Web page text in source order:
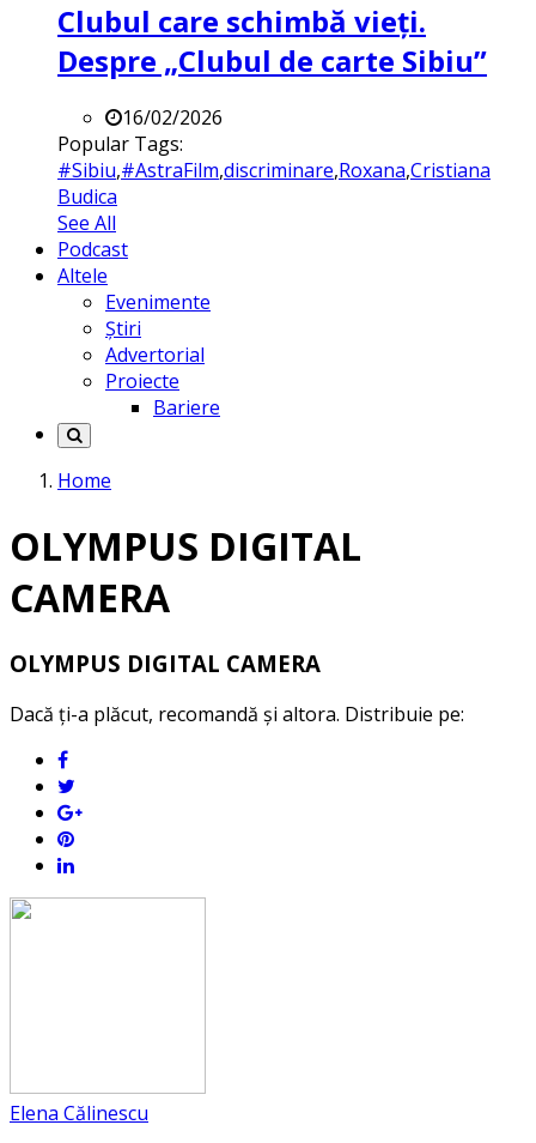
Clubul care schimbă vieți.
Despre „Clubul de carte Sibiu”
16/02/2026
Popular Tags:
#Sibiu,#AstraFilm,discriminare,Roxana,Cristiana
Budica
See All
Podcast
Altele
Evenimente
Știri
Advertorial
Proiecte
Bariere
Home
OLYMPUS DIGITAL
CAMERA
OLYMPUS DIGITAL CAMERA
Dacă ți-a plăcut, recomandă și altora. Distribuie pe:
Elena Călinescu